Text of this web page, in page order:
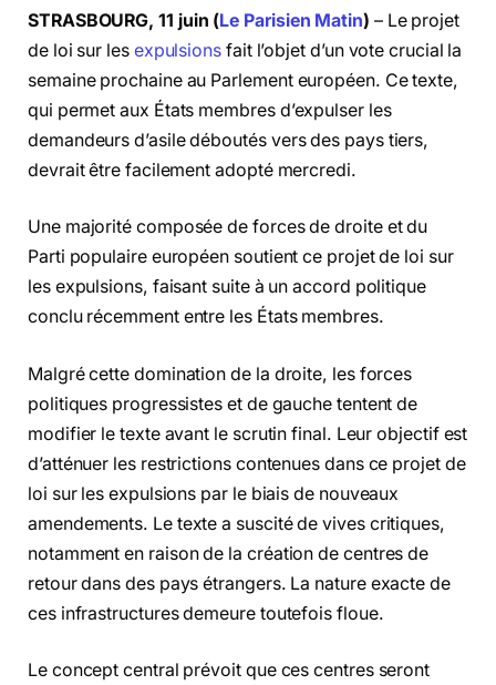
STRASBOURG, 11 juin (Le Parisien Matin) – Le projet
de loi sur les expulsions fait l’objet d’un vote crucial la
semaine prochaine au Parlement européen. Ce texte,
qui permet aux États membres d’expulser les
demandeurs d’asile déboutés vers des pays tiers,
devrait être facilement adopté mercredi.
Une majorité composée de forces de droite et du
Parti populaire européen soutient ce projet de loi sur
les expulsions, faisant suite à un accord politique
conclu récemment entre les États membres.
Malgré cette domination de la droite, les forces
politiques progressistes et de gauche tentent de
modifier le texte avant le scrutin final. Leur objectif est
d’atténuer les restrictions contenues dans ce projet de
loi sur les expulsions par le biais de nouveaux
amendements. Le texte a suscité de vives critiques,
notamment en raison de la création de centres de
retour dans des pays étrangers. La nature exacte de
ces infrastructures demeure toutefois floue.
Le concept central prévoit que ces centres seront